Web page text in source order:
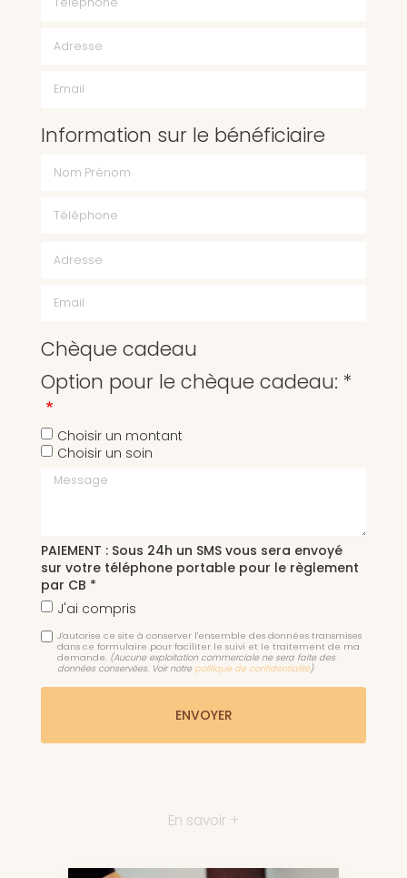
Information sur le bénéficiaire
Chèque cadeau
Option pour le chèque cadeau: *
Choisir un montant
Choisir un soin
Message
PAIEMENT : Sous 24h un SMS vous sera envoyé
sur votre téléphone portable pour le règlement
par CB *
J'ai compris
J'autorise ce site à conserver l'ensemble des données transmises
dans ce formulaire pour faciliter le suivi et le traitement de ma
demande. (Aucune exploitation commerciale ne sera faite des
données conservées. Voir notre politique de confidentialité)
En savoir +